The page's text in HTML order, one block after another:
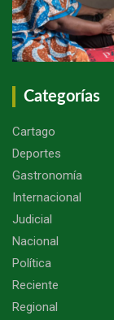
Categorías
Cartago
Deportes
Gastronomía
Internacional
Judicial
Nacional
Política
Reciente
Regional